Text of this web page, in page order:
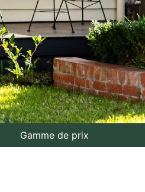
Gamme de prix